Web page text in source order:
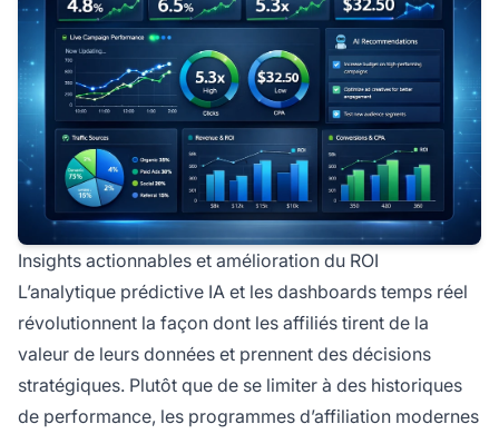
Insights actionnables et amélioration du ROI
L’analytique prédictive IA et les dashboards temps réel
révolutionnent la façon dont les affiliés tirent de la
valeur de leurs données et prennent des décisions
stratégiques. Plutôt que de se limiter à des historiques
de performance, les programmes d’affiliation modernes